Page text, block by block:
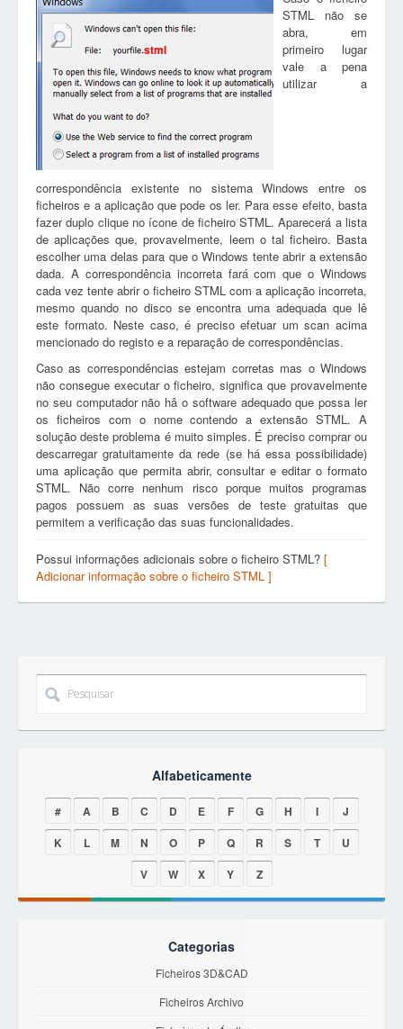
stml
STML não se
abra, em
primeiro lugar
vale a pena
utilizar a
correspondência existente no sistema Windows entre os
ficheiros e a aplicação que pode os ler. Para esse efeito, basta
fazer duplo clique no ícone de ficheiro STML. Aparecerá a lista
de aplicações que, provavelmente, leem o tal ficheiro. Basta
escolher uma delas para que o Windows tente abrir a extensão
dada. A correspondência incorreta fará com que o Windows
cada vez tente abrir o ficheiro STML com a aplicação incorreta,
mesmo quando no disco se encontra uma adequada que lê
este formato. Neste caso, é preciso efetuar um scan acima
mencionado do registo e a reparação de correspondências.
Caso as correspondências estejam corretas mas o Windows
não consegue executar o ficheiro, significa que provavelmente
no seu computador não hâ o software adequado que possa ler
os ficheiros com o nome contendo a extensão STML. A
solução deste problema é muito simples. É preciso comprar ou
descarregar gratuitamente da rede (se há essa possibilidade)
uma aplicação que permita abrir, consultar e editar o formato
STML. Não corre nenhum risco porque muitos programas
pagos possuem as suas versões de teste gratuitas que
permitem a verificação das suas funcionalidades.
Possui informações adicionais sobre o ficheiro STML? [
Adicionar informação sobre o ficheiro STML ]
Alfabeticamente
# A B C D E F G H I
J
K
L M N O P Q R S T
U
V
W X Y Z
Categorias
Ficheiros 3D&CAD
Ficheiros Archivo